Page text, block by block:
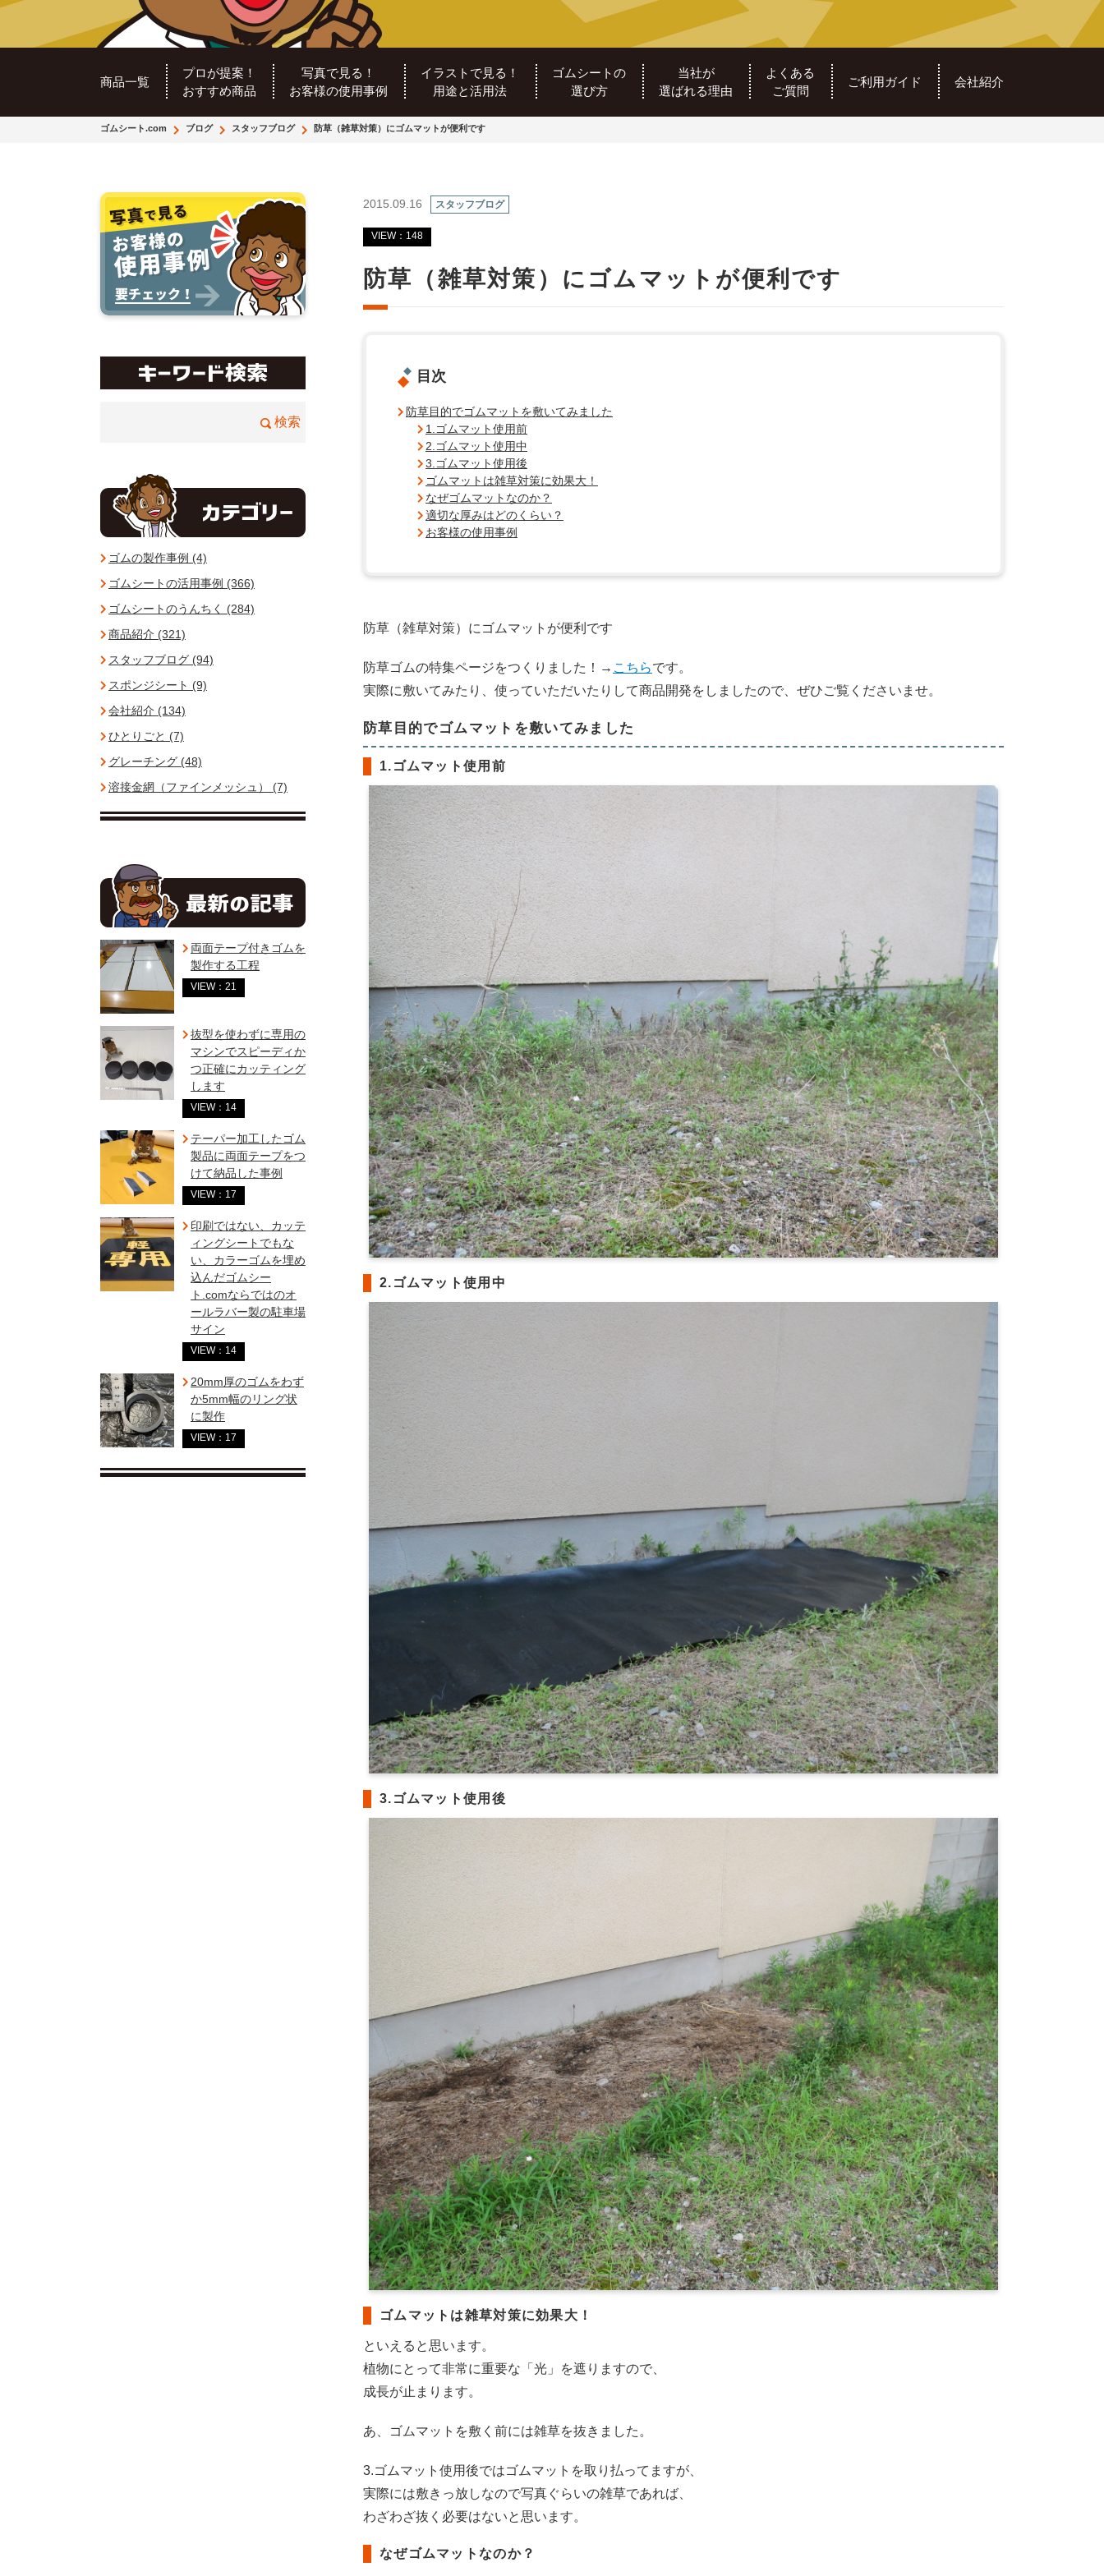
商品一覧
プロが提案！
おすすめ商品
写真で見る！
お客様の使用事例
イラストで見る！
用途と活用法
ゴムシートの
選び方
当社が
選ばれる理由
よくある
ご質問
ご利用ガイド 会社紹介
ゴムシート.com ブログ スタッフブログ 防草（雑草対策）にゴムマットが便利です
2015.09.16 スタッフブログ
VIEW：148
防草（雑草対策）にゴムマットが便利です
目次
防草目的でゴムマットを敷いてみました
1.ゴムマット使用前
2.ゴムマット使用中
3.ゴムマット使用後
ゴムマットは雑草対策に効果大！
なぜゴムマットなのか？
適切な厚みはどのくらい？
お客様の使用事例
防草（雑草対策）にゴムマットが便利です
防草ゴムの特集ページをつくりました！→ こちらです。
実際に敷いてみたり、使っていただいたりして商品開発をしましたので、ぜひご覧くださいませ。
防草目的でゴムマットを敷いてみました
1.ゴムマット使用前
2.ゴムマット使用中
3.ゴムマット使用後
ゴムマットは雑草対策に効果大！
といえると思います。
植物にとって非常に重要な「光」を遮りますので、
成長が止まります。
あ、ゴムマットを敷く前には雑草を抜きました。
3.ゴムマット使用後ではゴムマットを取り払ってますが、
実際には敷きっ放しなので写真ぐらいの雑草であれば、
わざわざ抜く必要はないと思います。
なぜゴムマットなのか？
ゴムの製作事例 (4)
ゴムシートの活用事例 (366)
ゴムシートのうんちく (284)
商品紹介 (321)
スタッフブログ (94)
スポンジシート (9)
会社紹介 (134)
ひとりごと (7)
グレーチング (48)
溶接金網（ファインメッシュ） (7)
両面テープ付きゴムを
製作する工程
VIEW：21
抜型を使わずに専用の
マシンでスピーディか
つ正確にカッティング
します
VIEW：14
テーパー加工したゴム
製品に両面テープをつ
けて納品した事例
VIEW：17
印刷ではない、カッテ
ィングシートでもな
い、カラーゴムを埋め
込んだゴムシー
ト.comならではのオ
ールラバー製の駐車場
サイン
VIEW：14
20mm厚のゴムをわず
か5mm幅のリング状
に製作
VIEW：17